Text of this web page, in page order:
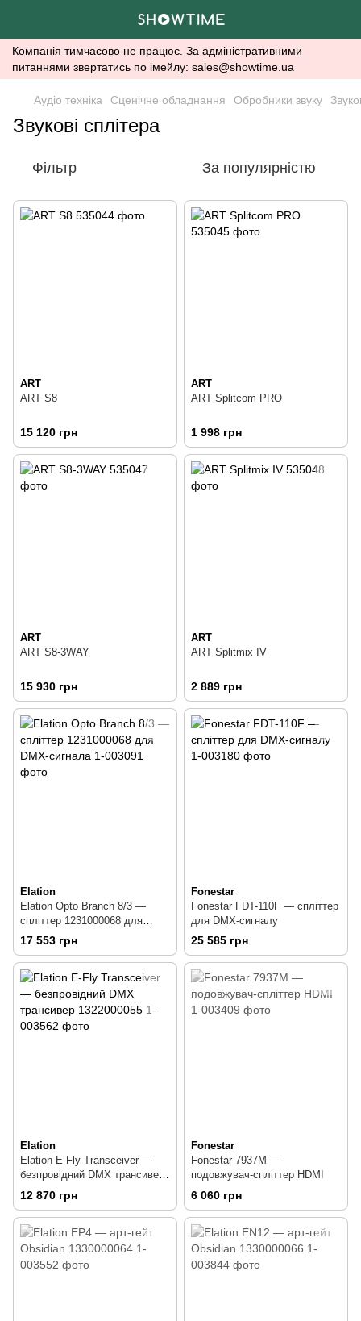
Компанія тимчасово не працює. За адміністративними
питаннями звертатись по імейлу: sales@showtime.ua
Аудіо техніка Сценічне обладнання Обробники звуку
Звукові сплітера
Фільтр За популярністю
ART
ART S8
15 120 грн
ART
ART Splitcom PRO
1 998 грн
ART
ART S8-3WAY
15 930 грн
ART
ART Splitmix IV
2 889 грн
Elation
Elation Opto Branch 8/3 —
спліттер 1231000068 для
DMX-сигнала
17 553 грн
Fonestar
Fonestar FDT-110F — спліттер
для DMX-сигналу
25 585 грн
Elation
Elation E-Fly Transceiver —
безпровідний DMX трансивер
1322000055
12 870 грн
Fonestar
Fonestar 7937M —
подовжувач-спліттер HDMI
6 060 грн